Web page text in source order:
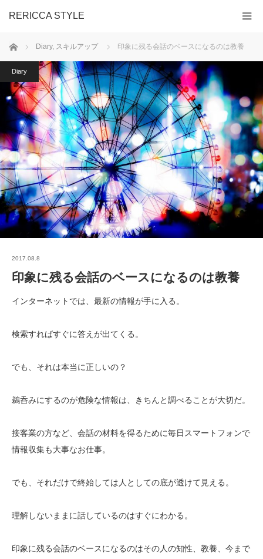
RERICCA STYLE
ホーム Diary, スキルアップ 印象に残る会話のベースになるのは教養
Diary
2017.08.8
印象に残る会話のベースになるのは教養
インターネットでは、最新の情報が手に入る。
検索すればすぐに答えが出てくる。
でも、それは本当に正しいの？
鵜呑みにするのが危険な情報は、きちんと調べることが大切だ。
接客業の方など、会話の材料を得るために毎日スマートフォンで
情報収集も大事なお仕事。
でも、それだけで終始しては人としての底が透けて見える。
理解しないままに話しているのはすぐにわかる。
印象に残る会話のベースになるのはその人の知性、教養、今まで